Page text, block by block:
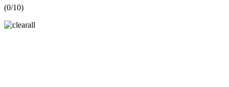
(0/10)